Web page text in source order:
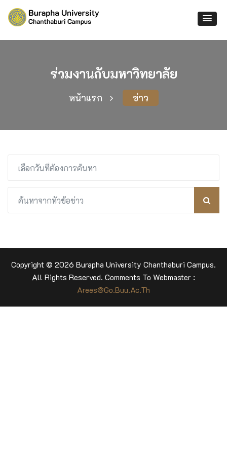
ร่วมงานกับมหาวิทยาลัย
หน้าแรก ข่าว
Copyright © 2026 Burapha University Chanthaburi Campus.
All Rights Reserved. Comments To Webmaster :
Arees@go.buu.ac.th